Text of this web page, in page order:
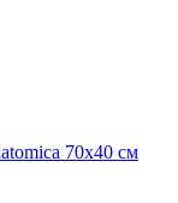
70х40 см